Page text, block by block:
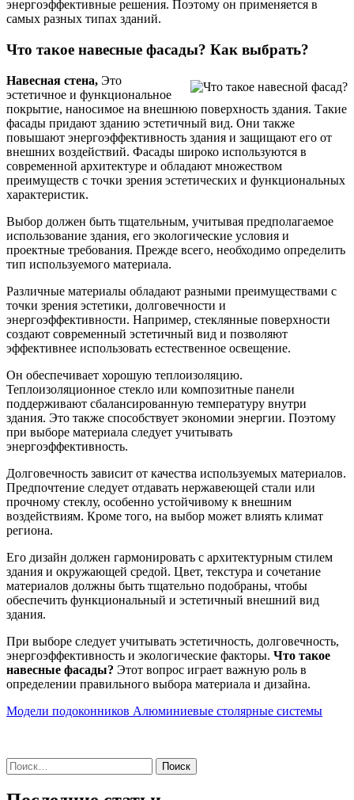
энергоэффективные решения. Поэтому он применяется в
самых разных типах зданий.
Что такое навесные фасады? Как выбрать?
Навесная стена, Это
эстетичное и функциональное
покрытие, наносимое на внешнюю поверхность здания. Такие
фасады придают зданию эстетичный вид. Они также
повышают энергоэффективность здания и защищают его от
внешних воздействий. Фасады широко используются в
современной архитектуре и обладают множеством
преимуществ с точки зрения эстетических и функциональных
характеристик.
Выбор должен быть тщательным, учитывая предполагаемое
использование здания, его экологические условия и
проектные требования. Прежде всего, необходимо определить
тип используемого материала.
Различные материалы обладают разными преимуществами с
точки зрения эстетики, долговечности и
энергоэффективности. Например, стеклянные поверхности
создают современный эстетичный вид и позволяют
эффективнее использовать естественное освещение.
Он обеспечивает хорошую теплоизоляцию.
Теплоизоляционное стекло или композитные панели
поддерживают сбалансированную температуру внутри
здания. Это также способствует экономии энергии. Поэтому
при выборе материала следует учитывать
энергоэффективность.
Долговечность зависит от качества используемых материалов.
Предпочтение следует отдавать нержавеющей стали или
прочному стеклу, особенно устойчивому к внешним
воздействиям. Кроме того, на выбор может влиять климат
региона.
Его дизайн должен гармонировать с архитектурным стилем
здания и окружающей средой. Цвет, текстура и сочетание
материалов должны быть тщательно подобраны, чтобы
обеспечить функциональный и эстетичный внешний вид
здания.
При выборе следует учитывать эстетичность, долговечность,
энергоэффективность и экологические факторы. Что такое
навесные фасады? Этот вопрос играет важную роль в
определении правильного выбора материала и дизайна.
Модели подоконников Алюминиевые столярные системы
Найти: